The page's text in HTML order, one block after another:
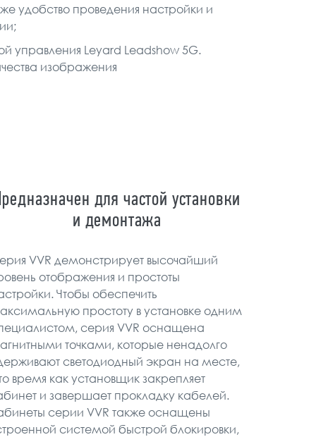
удобство проведения настройки и
управления Leyard Leadshow 5G.
изображения
для частой установки
и демонтажа
VVR демонстрирует высочайший
отображения и простоты
Чтобы обеспечить
простоту в установке одним
серия VVR оснащена
точками, которые ненадолго
светодиодный экран на месте,
время как установщик закрепляет
и завершает прокладку кабелей.
серии VVR также оснащены
системой быстрой блокировки,